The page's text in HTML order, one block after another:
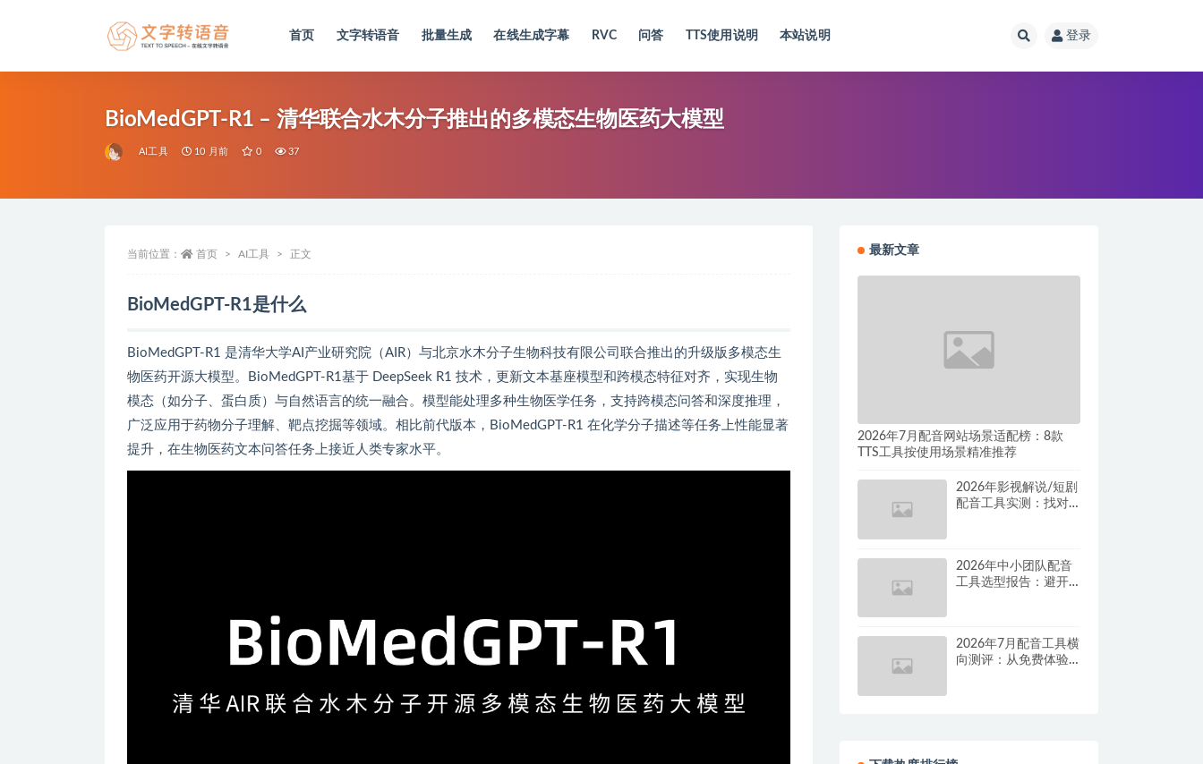
首页 文字转语音 批量生成 在线生成字幕 RVC 问答 TTS使用说明 本站说明 登录
BioMedGPT-R1 – 清华联合水木分子推出的多模态生物医药大模型
AI工具 10 月前 0 37
当前位置： 首页 AI工具 正文
BioMedGPT-R1是什么
BioMedGPT-R1 是清华大学AI产业研究院（AIR）与北京水木分子生物科技有限公司联合推出的升级版多模态生
物医药开源大模型。BioMedGPT-R1基于 DeepSeek R1 技术，更新文本基座模型和跨模态特征对齐，实现生物
模态（如分子、蛋白质）与自然语言的统一融合。模型能处理多种生物医学任务，支持跨模态问答和深度推理，
广泛应用于药物分子理解、靶点挖掘等领域。相比前代版本，BioMedGPT-R1 在化学分子描述等任务上性能显著
提升，在生物医药文本问答任务上接近人类专家水平。
最新文章
2026年7月配音网站场景适配榜：8款
TTS工具按使用场景精准推荐
2026年影视解说/短剧
配音工具实测：找对
2026年中小团队配音
工具选型报告：避开
2026年7月配音工具横
向测评：从免费体验